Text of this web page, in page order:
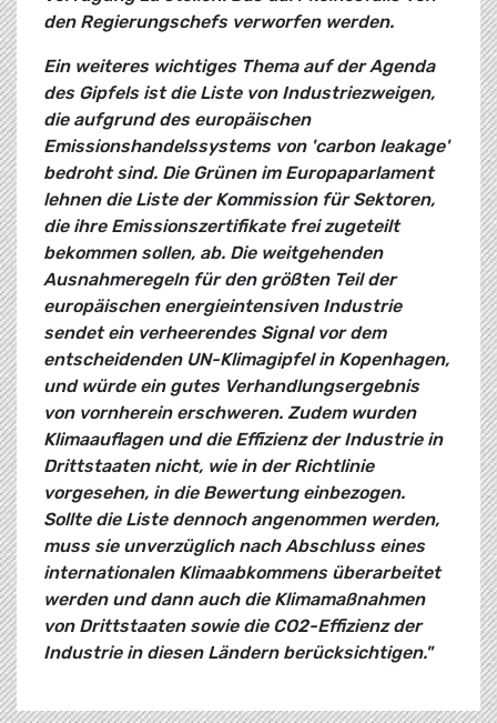
den Regierungschefs verworfen werden.
Ein weiteres wichtiges Thema auf der Agenda
des Gipfels ist die Liste von Industriezweigen,
die aufgrund des europäischen
Emissionshandelssystems von 'carbon leakage'
bedroht sind. Die Grünen im Europaparlament
lehnen die Liste der Kommission für Sektoren,
die ihre Emissionszertifikate frei zugeteilt
bekommen sollen, ab. Die weitgehenden
Ausnahmeregeln für den größten Teil der
europäischen energieintensiven Industrie
sendet ein verheerendes Signal vor dem
entscheidenden UN-Klimagipfel in Kopenhagen,
und würde ein gutes Verhandlungsergebnis
von vornherein erschweren. Zudem wurden
Klimaauflagen und die Effizienz der Industrie in
Drittstaaten nicht, wie in der Richtlinie
vorgesehen, in die Bewertung einbezogen.
Sollte die Liste dennoch angenommen werden,
muss sie unverzüglich nach Abschluss eines
internationalen Klimaabkommens überarbeitet
werden und dann auch die Klimamaßnahmen
von Drittstaaten sowie die CO2-Effizienz der
Industrie in diesen Ländern berücksichtigen."